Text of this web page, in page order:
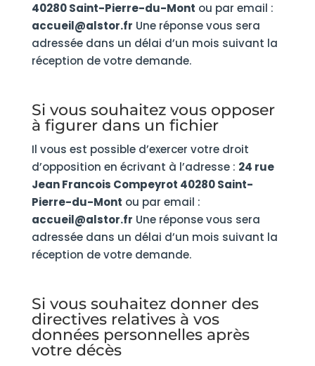
40280 Saint-Pierre-du-Mont ou par email :
accueil@alstor.fr Une réponse vous sera
adressée dans un délai d’un mois suivant la
réception de votre demande.
Si vous souhaitez vous opposer
à figurer dans un fichier
Il vous est possible d’exercer votre droit
d’opposition en écrivant à l’adresse : 24 rue
Jean Francois Compeyrot 40280 Saint-
Pierre-du-Mont ou par email :
accueil@alstor.fr Une réponse vous sera
adressée dans un délai d’un mois suivant la
réception de votre demande.
Si vous souhaitez donner des
directives relatives à vos
données personnelles après
votre décès